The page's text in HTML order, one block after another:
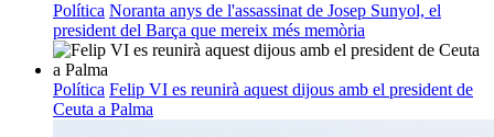
Política Noranta anys de l'assassinat de Josep Sunyol, el
president del Barça que mereix més memòria
Política Felip VI es reunirà aquest dijous amb el president de
Ceuta a Palma